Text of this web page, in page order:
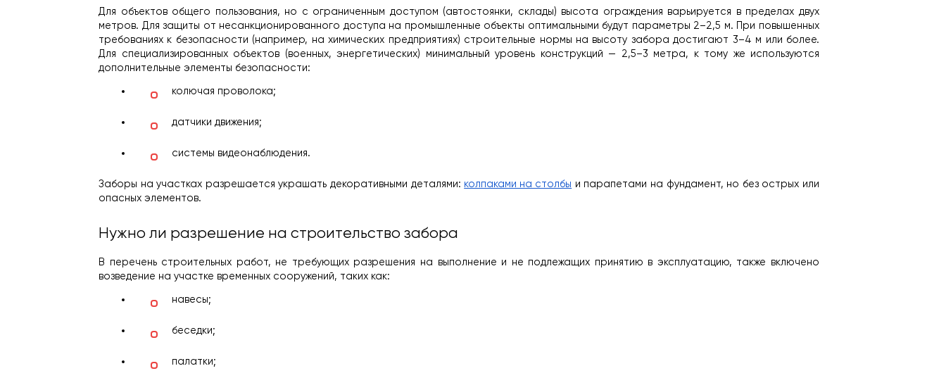
Для объектов общего пользования, но с ограниченным доступом (автостоянки, склады) высота ограждения варьируется в пределах двух
метров. Для защиты от несанкционированного доступа на промышленные объекты оптимальными будут параметры 2–2,5 м. При повышенных
требованиях к безопасности (например, на химических предприятиях) строительные нормы на высоту забора достигают 3–4 м или более.
Для специализированных объектов (военных, энергетических) минимальный уровень конструкций — 2,5–3 метра, к тому же используются
дополнительные элементы безопасности:
колючая проволока;
датчики движения;
системы видеонаблюдения.
Заборы на участках разрешается украшать декоративными деталями: колпаками на столбы и парапетами на фундамент, но без острых или
опасных элементов.
Нужно ли разрешение на строительство забора
В перечень строительных работ, не требующих разрешения на выполнение и не подлежащих принятию в эксплуатацию, также включено
возведение на участке временных сооружений, таких как:
навесы;
беседки;
палатки;